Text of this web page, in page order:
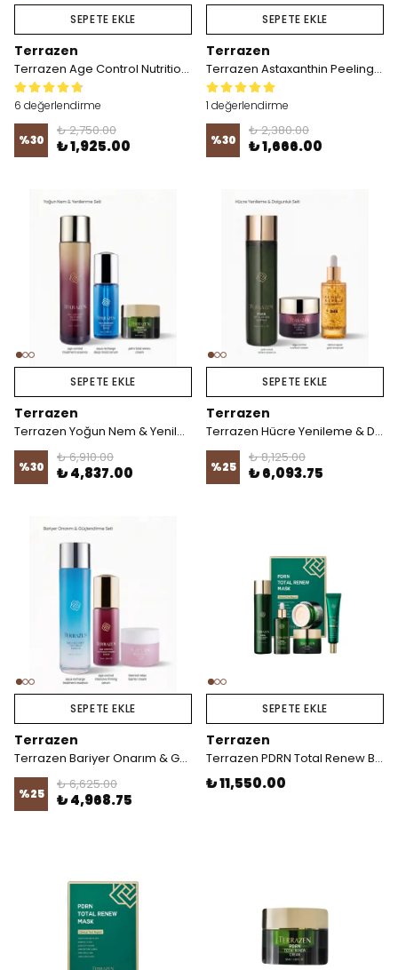
SEPETE EKLE
Terrazen
Terrazen Age Control Nutrition Sleeping Mask 80ml
6 değerlendirme
%30
₺ 2,750.00
₺ 1,925.00
SEPETE EKLE
Terrazen
Terrazen Astaxanthin Peeling Pad
1 değerlendirme
%30
₺ 2,380.00
₺ 1,666.00
SEPETE EKLE
Terrazen
Terrazen Yoğun Nem & Yenilenme Seti
%30
₺ 6,910.00
₺ 4,837.00
SEPETE EKLE
Terrazen
Terrazen Hücre Yenileme & Dolgunluk Seti
%25
₺ 8,125.00
₺ 6,093.75
SEPETE EKLE
Terrazen
Terrazen Bariyer Onarım & Güçlendirme Seti
%25
₺ 6,625.00
₺ 4,968.75
SEPETE EKLE
Terrazen
Terrazen PDRN Total Renew Bakım Seti
₺ 11,550.00